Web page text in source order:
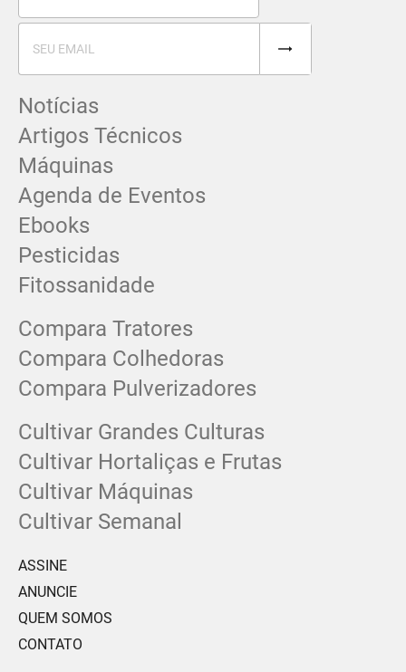
Notícias
Artigos Técnicos
Máquinas
Agenda de Eventos
Ebooks
Pesticidas
Fitossanidade
Compara Tratores
Compara Colhedoras
Compara Pulverizadores
Cultivar Grandes Culturas
Cultivar Hortaliças e Frutas
Cultivar Máquinas
Cultivar Semanal
ASSINE
ANUNCIE
QUEM SOMOS
CONTATO